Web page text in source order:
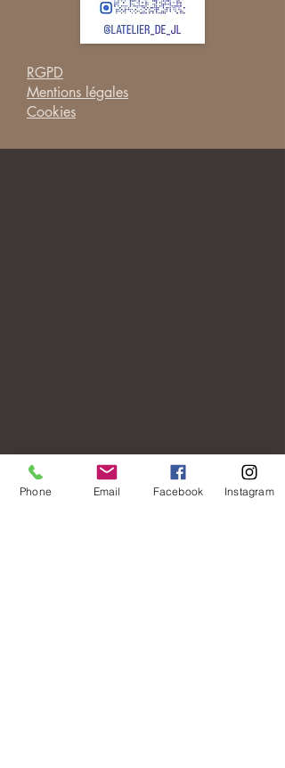
RGPD
Mentions légales
Cookies
Phone Email Facebook Instagram